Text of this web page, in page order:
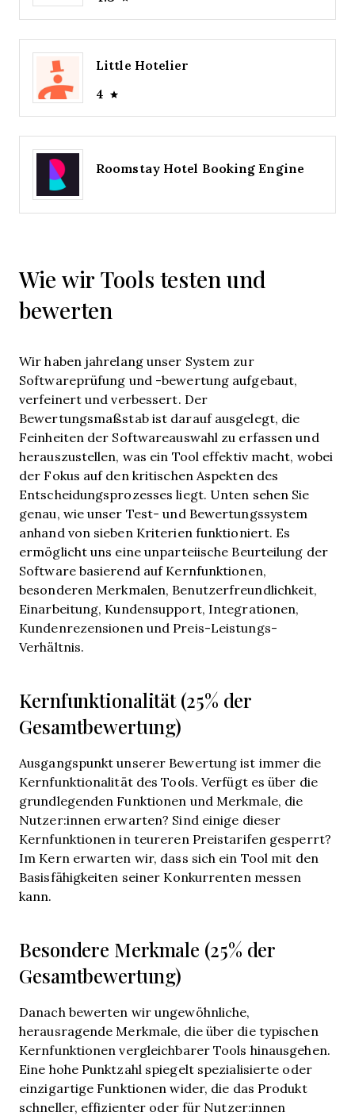
Little Hotelier
4
Roomstay Hotel Booking Engine
Wie wir Tools testen und
bewerten
Wir haben jahrelang unser System zur
Softwareprüfung und -bewertung aufgebaut,
verfeinert und verbessert. Der
Bewertungsmaßstab ist darauf ausgelegt, die
Feinheiten der Softwareauswahl zu erfassen und
herauszustellen, was ein Tool effektiv macht, wobei
der Fokus auf den kritischen Aspekten des
Entscheidungsprozesses liegt. Unten sehen Sie
genau, wie unser Test- und Bewertungssystem
anhand von sieben Kriterien funktioniert. Es
ermöglicht uns eine unparteiische Beurteilung der
Software basierend auf Kernfunktionen,
besonderen Merkmalen, Benutzerfreundlichkeit,
Einarbeitung, Kundensupport, Integrationen,
Kundenrezensionen und Preis-Leistungs-
Verhältnis.
Kernfunktionalität (25% der
Gesamtbewertung)
Ausgangspunkt unserer Bewertung ist immer die
Kernfunktionalität des Tools. Verfügt es über die
grundlegenden Funktionen und Merkmale, die
Nutzer:innen erwarten? Sind einige dieser
Kernfunktionen in teureren Preistarifen gesperrt?
Im Kern erwarten wir, dass sich ein Tool mit den
Basisfähigkeiten seiner Konkurrenten messen
kann.
Besondere Merkmale (25% der
Gesamtbewertung)
Danach bewerten wir ungewöhnliche,
herausragende Merkmale, die über die typischen
Kernfunktionen vergleichbarer Tools hinausgehen.
Eine hohe Punktzahl spiegelt spezialisierte oder
einzigartige Funktionen wider, die das Produkt
schneller, effizienter oder für Nutzer:innen